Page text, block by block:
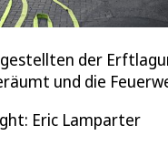
der
und die
Eric Lamparter